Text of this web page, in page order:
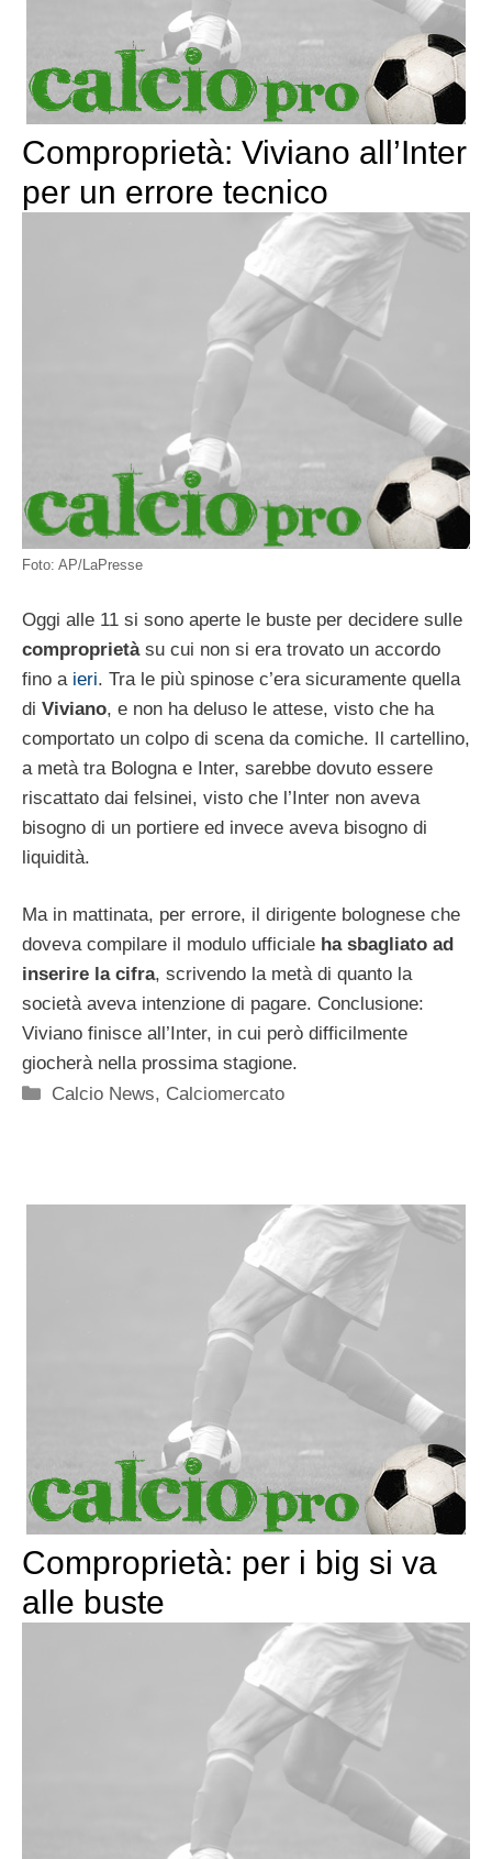
Comproprietà: Viviano all’Inter
per un errore tecnico
Foto: AP/LaPresse
Oggi alle 11 si sono aperte le buste per decidere sulle
comproprietà su cui non si era trovato un accordo
fino a ieri. Tra le più spinose c’era sicuramente quella
di Viviano, e non ha deluso le attese, visto che ha
comportato un colpo di scena da comiche. Il cartellino,
a metà tra Bologna e Inter, sarebbe dovuto essere
riscattato dai felsinei, visto che l’Inter non aveva
bisogno di un portiere ed invece aveva bisogno di
liquidità.
Ma in mattinata, per errore, il dirigente bolognese che
doveva compilare il modulo ufficiale ha sbagliato ad
inserire la cifra, scrivendo la metà di quanto la
società aveva intenzione di pagare. Conclusione:
Viviano finisce all’Inter, in cui però difficilmente
giocherà nella prossima stagione.
Categorie
Calcio News, Calciomercato
Comproprietà: per i big si va
alle buste